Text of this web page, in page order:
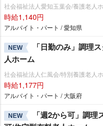
社会福祉法人愛知玉葉会/養護老人
時給1,140円
アルバイト・パート / 愛知県
NEW
「日勤のみ」調理
人ホーム
社会福祉法人仁風会/特別養護老人
時給1,177円
アルバイト・パート / 大阪府
NEW
「週2から可」調